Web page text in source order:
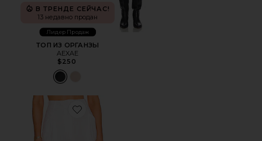
В ТРЕНДЕ СЕЙЧАС!
13 недавно продан
Лидер Продаж
ТОП ИЗ ОРГАНЗЫ
AEXAE
$250
Favorite БРЮКИ